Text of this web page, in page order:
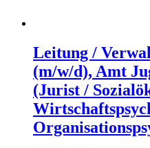
Leitung /
(m/w/d), Amt
(Jurist /